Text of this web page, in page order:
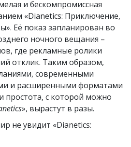
и бескомпромиссная
«Dianetics: Приключение,
Её показ запланирован во
ночного вещания –
где рекламные ролики
отклик. Таким образом,
современными
и расширенными форматами
простота, с которой можно
», вырастут в разы.
не увидит «Dianetics: